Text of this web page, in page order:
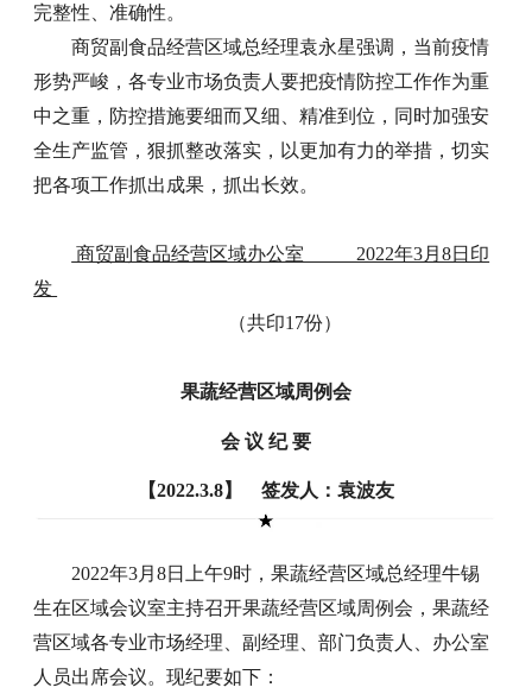
完整性、准确性。
商贸副食品经营区域总经理袁永星强调，当前疫情
形势严峻，各专业市场负责人要把疫情防控工作作为重
中之重，防控措施要细而又细、精准到位，同时加强安
全生产监管，狠抓整改落实，以更加有力的举措，切实
把各项工作抓出成果，抓出长效。
商贸副食品经营区域办公室 2022年3月8日印
发
（共印17份）
果蔬经营区域周例会
会 议 纪 要
【2022.3.8】 签发人：袁波友
2022年3月8日上午9时，果蔬经营区域总经理牛锡
生在区域会议室主持召开果蔬经营区域周例会，果蔬经
营区域各专业市场经理、副经理、部门负责人、办公室
人员出席会议。现纪要如下：